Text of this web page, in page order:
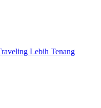
Lebih Tenang